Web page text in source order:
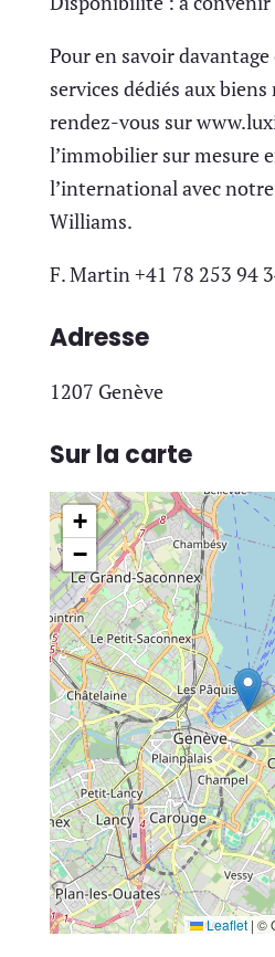
Pour en savoir
services dédiés aux
rendez-vous sur
l’immobilier sur mesure
l’international avec
Williams.
F. Martin +41 78 253 94
Adresse
1207 Genève
Sur la carte
+
−
Leaflet | ©